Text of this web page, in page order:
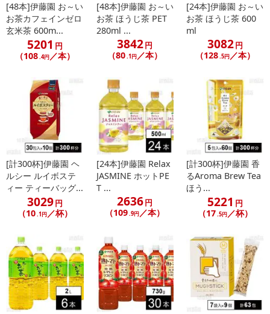
休業日
その他共通および商品カテゴリー別注意事項（※必ずご確認くだ
さい）
こちらの情報は2026-07-09 14:13:35.0での情報となります。
[48本]伊藤園 お～い
お茶カフェインゼロ
玄米茶 600m...
5201 円
（108.4円／本）
[48本]伊藤園 お～い
お茶 ほうじ茶 PET
280ml ...
3842円
（80.1円／本）
[24本]伊藤園 お～い
お茶 ほうじ茶 600
ml
3082円
（128.5円／本）
[計300杯]伊藤園 ヘ
ルシー ルイボステ
ィー ティーバッグ...
3029円
（10.1円／杯）
[24本]伊藤園 Relax
JASMINE ホットPE
T ...
2636円
（109.9円／本）
[計300杯]伊藤園 香
るAroma Brew Tea
ほう...
5221 円
（17.5円／杯）